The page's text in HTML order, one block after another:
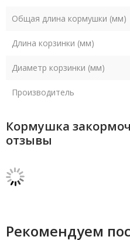
Общая длина кормушки (мм)
Длина корзинки (мм)
Диаметр корзинки (мм)
Производитель
Кормушка
отзывы
Рекомендуем